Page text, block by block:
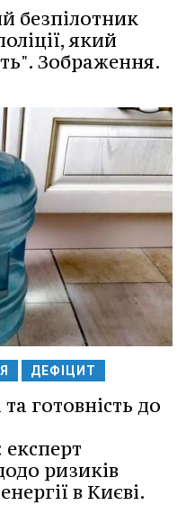
безпілотник
який
Зображення.
ДЕФІЦИТ
готовність до
експерт
ризиків
в Києві.